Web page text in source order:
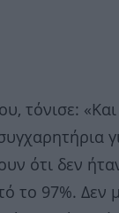
τόνισε:
ότι δεν
το 97%.